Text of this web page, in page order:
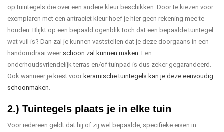
op tuintegels die over een andere kleur beschikken. Door te kiezen voor
exemplaren met een antraciet kleur hoef je hier geen rekening mee te
houden. Blijkt op een bepaald ogenblik toch dat een bepaalde tuintegel
wat vuil is? Dan zal je kunnen vaststellen dat je deze doorgaans in een
handomdraai weer schoon zal kunnen maken. Een
onderhoudsvriendelijk terras en/of tuinpad is dus zeker gegarandeerd.
Ook wanneer je kiest voor keramische tuintegels kan je deze eenvoudig
schoonmaken.
2.) Tuintegels plaats je in elke tuin
Voor iedereen geldt dat hij of zij wel bepaalde, specifieke eisen in